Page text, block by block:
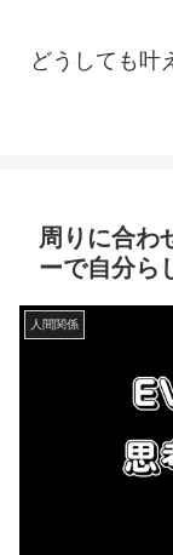
どうしても叶
周りに合わ
ーで自分ら
人間関係